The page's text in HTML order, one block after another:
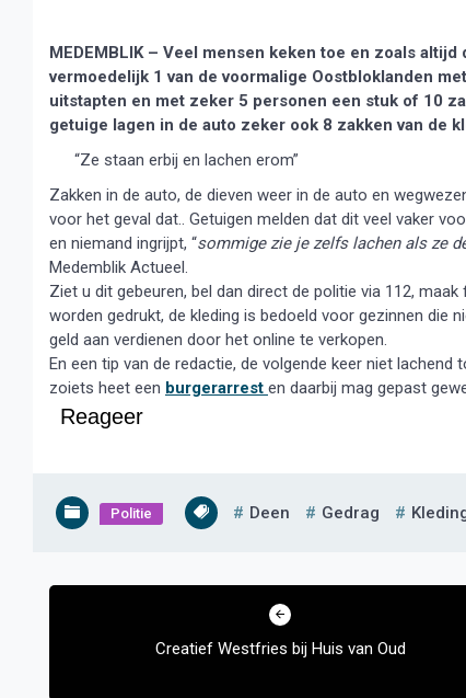
MEDEMBLIK – Veel mensen keken toe en zoals
vermoedelijk 1 van de voormalige Oostbloklanden
uitstapten en met zeker 5 personen een stuk of 10
getuige lagen in de auto zeker ook 8 zakken van de
“Ze staan erbij en lachen erom”
Zakken in de auto, de dieven weer in de auto en
voor het geval dat.. Getuigen melden dat dit veel vaker
en niemand ingrijpt, “sommige zie je zelfs lachen als ze
Medemblik Actueel.
Ziet u dit gebeuren, bel dan direct de politie via 112,
worden gedrukt, de kleding is bedoeld voor gezinnen die
geld aan verdienen door het online te verkopen.
En een tip van de redactie, de volgende keer niet
zoiets heet een burgerarrest en daarbij mag gepast
Reageer
Politie Deen Gedrag
Bericht
Creatief Westfries bij Huis van Oud